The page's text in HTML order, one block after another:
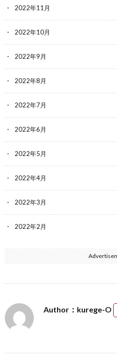
2022年11月
2022年10月
2022年9月
2022年8月
2022年7月
2022年6月
2022年5月
2022年4月
2022年3月
2022年2月
Author：kurege-O